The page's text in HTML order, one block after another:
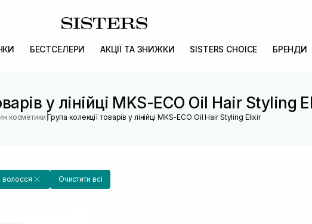
БЕСТСЕЛЕРИ АКЦІЇ ТА ЗНИЖКИ SISTERS CHOICE БРЕНДИ
у лінійці MKS-ECO Oil Hair Styling
косметики |Група колекції товарів у лінійці MKS-ECO Oil Hair Styling Elixir
Очистити всі